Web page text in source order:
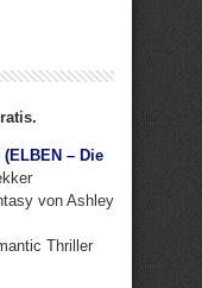
– Die
von Ashley
Thriller